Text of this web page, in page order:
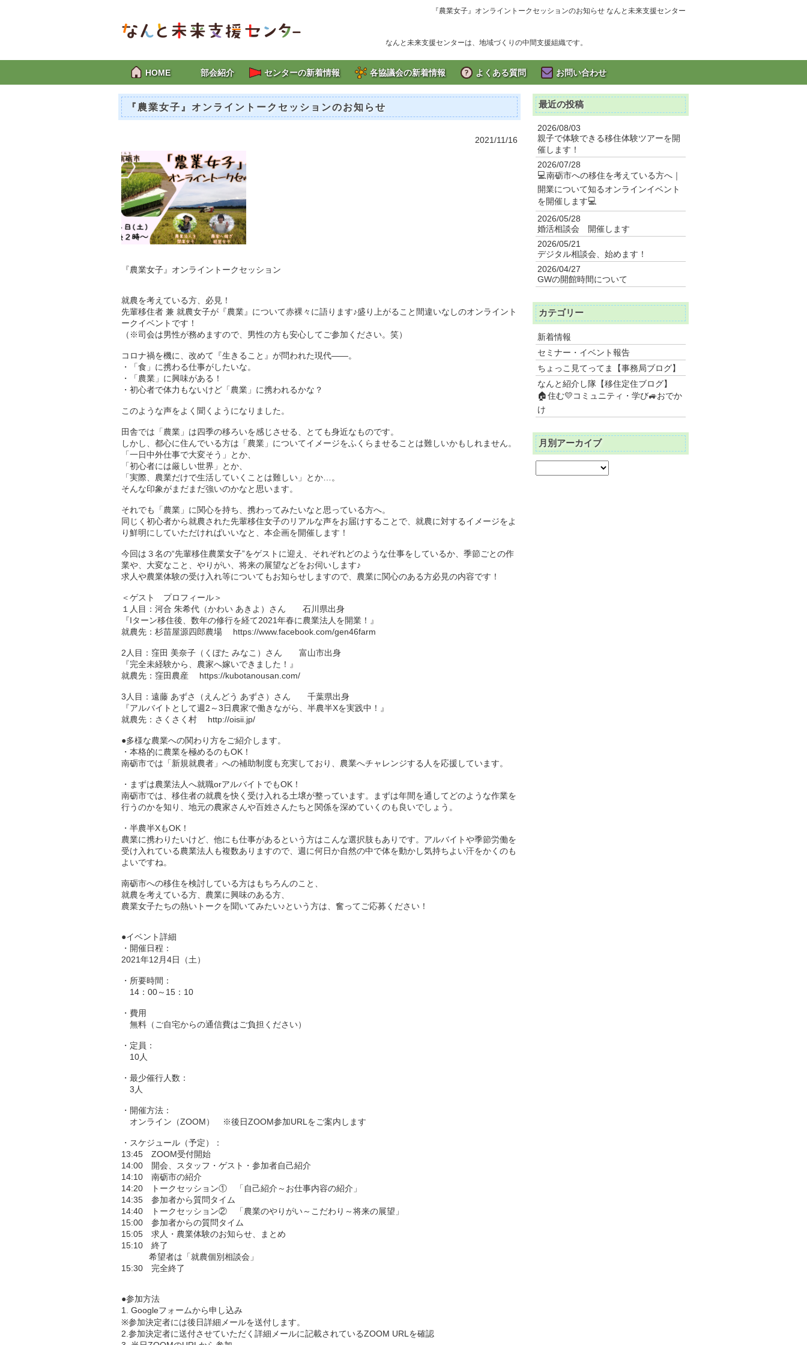
『農業女子』オンライントークセッションのお知らせ なんと未来支援センター
なんと未来支援センターは、地域づくりの中間支援組織です。
HOME 部会紹介 センターの新着情報 各協議会の新着情報 よくある質問 お問い合わせ
『農業女子』オンライントークセッションのお知らせ
2021/11/16
『農業女子』オンライントークセッション
就農を考えている方、必見！
先輩移住者 兼 就農女子が『農業』について赤裸々に語ります♪盛り上がること間違いなしのオンライント
ークイベントです！
（※司会は男性が務めますので、男性の方も安心してご参加ください。笑）
コロナ禍を機に、改めて『生きること』が問われた現代――。
・「食」に携わる仕事がしたいな。
・「農業」に興味がある！
・初心者で体力もないけど「農業」に携われるかな？
このような声をよく聞くようになりました。
田舎では「農業」は四季の移ろいを感じさせる、とても身近なものです。
しかし、都心に住んでいる方は「農業」についてイメージをふくらませることは難しいかもしれません。
「一日中外仕事で大変そう」とか、
「初心者には厳しい世界」とか、
「実際、農業だけで生活していくことは難しい」とか…。
そんな印象がまだまだ強いのかなと思います。
それでも「農業」に関心を持ち、携わってみたいなと思っている方へ。
同じく初心者から就農された先輩移住女子のリアルな声をお届けすることで、就農に対するイメージをよ
り鮮明にしていただければいいなと、本企画を開催します！
今回は３名の“先輩移住農業女子”をゲストに迎え、それぞれどのような仕事をしているか、季節ごとの作
業や、大変なこと、やりがい、将来の展望などをお伺いします♪
求人や農業体験の受け入れ等についてもお知らせしますので、農業に関心のある方必見の内容です！
＜ゲスト プロフィール＞
１人目：河合 朱希代（かわい あきよ）さん 石川県出身
『Iターン移住後、数年の修行を経て2021年春に農業法人を開業！』
就農先：杉苗屋源四郎農場 https://www.facebook.com/gen46farm
2人目：窪田 美奈子（くぼた みなこ）さん 富山市出身
『完全未経験から、農家へ嫁いできました！』
就農先：窪田農産 https://kubotanousan.com/
3人目：遠藤 あずさ（えんどう あずさ）さん 千葉県出身
『アルバイトとして週2～3日農家で働きながら、半農半Xを実践中！』
就農先：さくさく村 http://oisii.jp/
●多様な農業への関わり方をご紹介します。
・本格的に農業を極めるのもOK！
南砺市では「新規就農者」への補助制度も充実しており、農業へチャレンジする人を応援しています。
・まずは農業法人へ就職orアルバイトでもOK！
南砺市では、移住者の就農を快く受け入れる土壌が整っています。まずは年間を通してどのような作業を
行うのかを知り、地元の農家さんや百姓さんたちと関係を深めていくのも良いでしょう。
・半農半XもOK！
農業に携わりたいけど、他にも仕事があるという方はこんな選択肢もありです。アルバイトや季節労働を
受け入れている農業法人も複数ありますので、週に何日か自然の中で体を動かし気持ちよい汗をかくのも
よいですね。
南砺市への移住を検討している方はもちろんのこと、
就農を考えている方、農業に興味のある方、
農業女子たちの熱いトークを聞いてみたい♪という方は、奮ってご応募ください！
●イベント詳細
・開催日程：
2021年12月4日（土）
・所要時間：
14：00～15：10
・費用
無料（ご自宅からの通信費はご負担ください）
・定員：
10人
・最少催行人数：
3人
・開催方法：
オンライン（ZOOM） ※後日ZOOM参加URLをご案内します
・スケジュール（予定）：
13:45 ZOOM受付開始
14:00 開会、スタッフ・ゲスト・参加者自己紹介
14:10 南砺市の紹介
14:20 トークセッション① 「自己紹介～お仕事内容の紹介」
14:35 参加者から質問タイム
14:40 トークセッション② 「農業のやりがい～こだわり～将来の展望」
15:00 参加者からの質問タイム
15:05 求人・農業体験のお知らせ、まとめ
15:10 終了
希望者は「就農個別相談会」
15:30 完全終了
●参加方法
1. Googleフォームから申し込み
※参加決定者には後日詳細メールを送付します。
2.参加決定者に送付させていただく詳細メールに記載されているZOOM URLを確認
最近の投稿
2026/08/03
親子で体験できる移住体験ツアーを開
催します！
2026/07/28
💻南砺市への移住を考えている方へ｜
開業について知るオンラインイベント
を開催します💻
2026/05/28
婚活相談会 開催します
2026/05/21
デジタル相談会、始めます！
2026/04/27
GWの開館時間について
カテゴリー
新着情報
セミナー・イベント報告
ちょっこ見てってま【事務局ブログ】
なんと紹介し隊【移住定住ブログ】
🏠住む💛コミュニティ・学び🚙おでか
け
月別アーカイブ